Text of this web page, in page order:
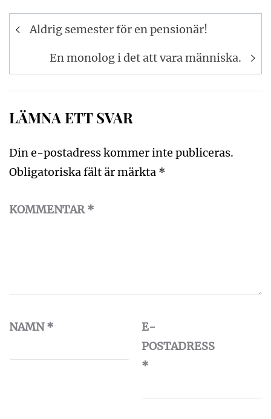
Inläggsnavigering
Aldrig semester för en pensionär!
En monolog i det att vara människa.
LÄMNA ETT SVAR
Din e-postadress kommer inte publiceras.
Obligatoriska fält är märkta *
KOMMENTAR*
NAMN*
E-
POSTADRESS
*